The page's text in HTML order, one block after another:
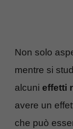
Non solo
mentre si
alcuni effetti
avere un
che può